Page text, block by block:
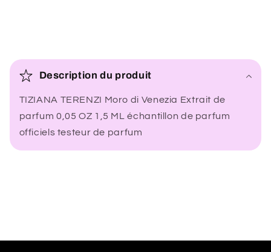
o
u
c
Description du produit
TIZIANA TERENZI Moro di Venezia Extrait de
parfum 0,05 OZ 1,5 ML échantillon de parfum
officiels testeur de parfum